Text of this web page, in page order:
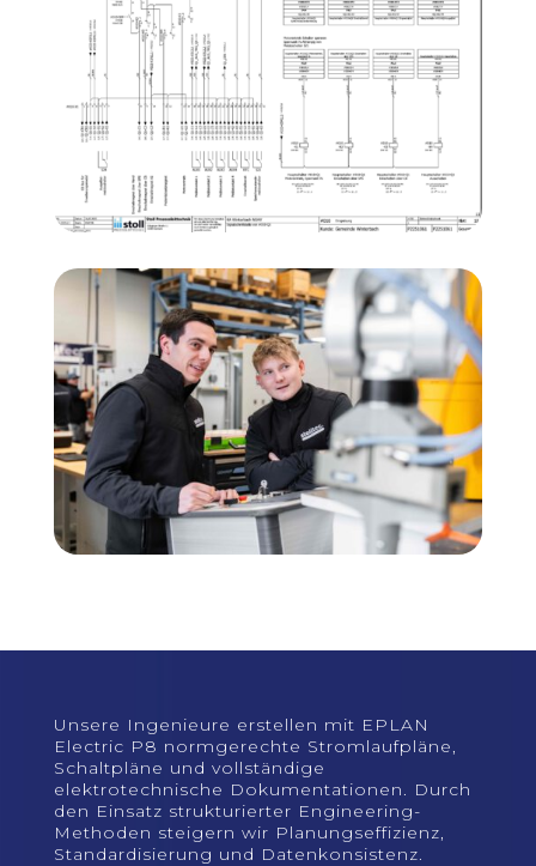
Unsere Ingenieure erstellen mit EPLAN
Electric P8 normgerechte Stromlaufpläne,
Schaltpläne und vollständige
elektrotechnische Dokumentationen. Durch
den Einsatz strukturierter Engineering-
Methoden steigern wir Planungseffizienz,
Standardisierung und Datenkonsistenz.